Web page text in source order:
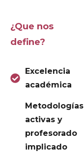
¿Que nos
define?
Excelencia
académica
Metodologías
activas y
profesorado
implicado